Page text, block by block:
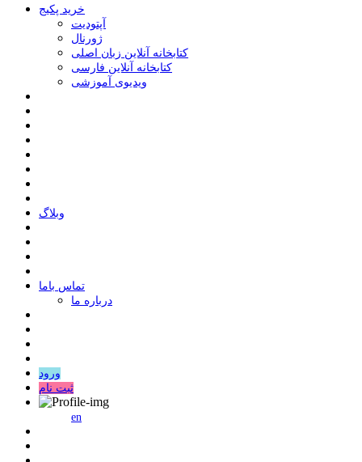
خرید پکیج
ﺁﭘﺘﻮﺩﯾﺖ
ﮊﻭﺭﻧﺎﻝ
کتابخانه آنلاین زبان اصلی
کتابخانه آنلاین فارسی
ویدیوی آموزشی
وبلاگ
ﺗﻤﺎﺱ ﺑﺎﻣﺎ
درباره ما
ورود
ثبت نام
en